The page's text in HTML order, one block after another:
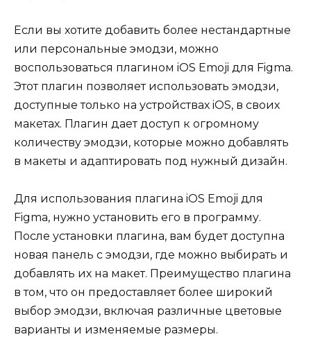
Если вы хотите добавить более нестандартные
или персональные эмодзи, можно
воспользоваться плагином iOS Emoji для Figma.
Этот плагин позволяет использовать эмодзи,
доступные только на устройствах iOS, в своих
макетах. Плагин дает доступ к огромному
количеству эмодзи, которые можно добавлять
в макеты и адаптировать под нужный дизайн.
Для использования плагина iOS Emoji для
Figma, нужно установить его в программу.
После установки плагина, вам будет доступна
новая панель с эмодзи, где можно выбирать и
добавлять их на макет. Преимущество плагина
в том, что он предоставляет более широкий
выбор эмодзи, включая различные цветовые
варианты и изменяемые размеры.